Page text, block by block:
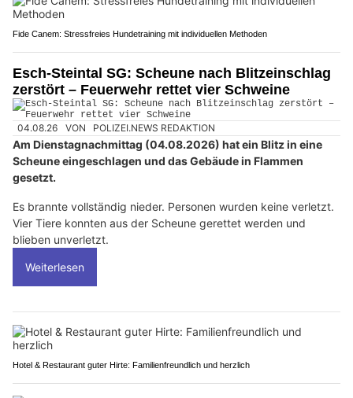
Fide Canem: Stressfreies Hundetraining mit individuellen Methoden
Esch-Steintal SG: Scheune nach Blitzeinschlag
zerstört – Feuerwehr rettet vier Schweine
04.08.26 VON POLIZEI.NEWS REDAKTION
Am Dienstagnachmittag (04.08.2026) hat ein Blitz in eine
Scheune eingeschlagen und das Gebäude in Flammen
gesetzt.
Es brannte vollständig nieder. Personen wurden keine verletzt.
Vier Tiere konnten aus der Scheune gerettet werden und
blieben unverletzt.
Weiterlesen
Hotel & Restaurant guter Hirte: Familienfreundlich und herzlich